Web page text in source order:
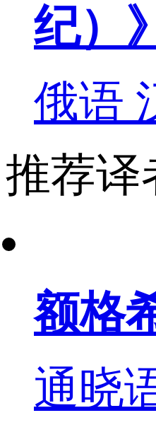
纪）
俄语
推荐译
额格
通晓